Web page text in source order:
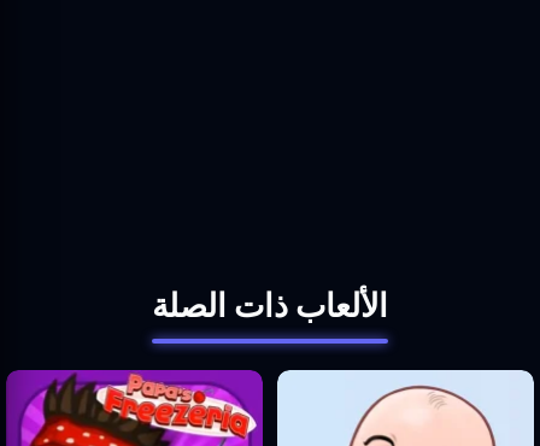
الألعاب ذات الصلة